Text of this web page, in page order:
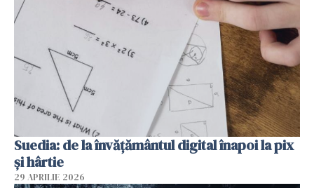
Suedia: de la învățământul digital înapoi la pix
și hârtie
29 APRILIE 2026